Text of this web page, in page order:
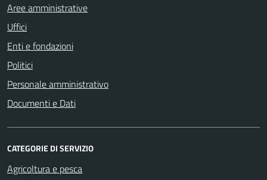
Aree amministrative
Uffici
Enti e fondazioni
Politici
Personale amministrativo
Documenti e Dati
CATEGORIE DI SERVIZIO
Agricoltura e pesca